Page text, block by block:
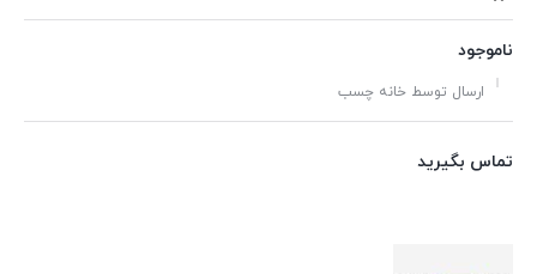
ناموجود
ارسال توسط خانه چسب
تماس بگیرید